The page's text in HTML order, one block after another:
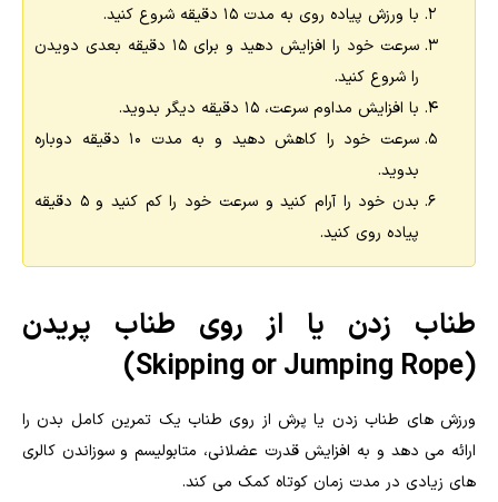
با ورزش پیاده روی به مدت 15 دقیقه شروع کنید.
سرعت خود را افزایش دهید و برای 15 دقیقه بعدی دویدن
را شروع کنید.
با افزایش مداوم سرعت، 15 دقیقه دیگر بدوید.
سرعت خود را کاهش دهید و به مدت 10 دقیقه دوباره
بدوید.
بدن خود را آرام کنید و سرعت خود را کم کنید و 5 دقیقه
پیاده روی کنید.
طناب زدن یا از روی طناب پریدن
(Skipping or Jumping Rope)
ورزش های طناب زدن یا پرش از روی طناب یک تمرین کامل بدن را
ارائه می دهد و به افزایش قدرت عضلانی، متابولیسم و سوزاندن کالری
های زیادی در مدت زمان کوتاه کمک می کند.